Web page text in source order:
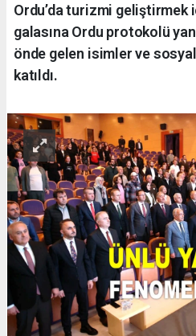
Ordu’da turizmi geliştirmek
galasına Ordu protokolü
önde gelen isimler ve
katıldı.